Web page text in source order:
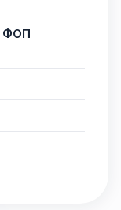
ФОП